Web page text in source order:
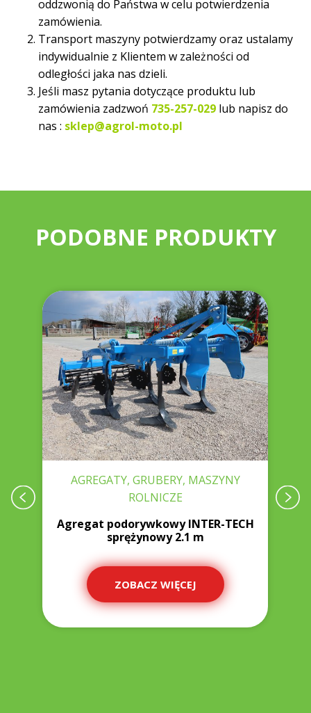
oddzwonią do Państwa w celu potwierdzenia
zamówienia.
Transport maszyny potwierdzamy oraz ustalamy
indywidualnie z Klientem w zależności od
odległości jaka nas dzieli.
Jeśli masz pytania dotyczące produktu lub
zamówienia zadzwoń 735-257-029 lub napisz do
nas : sklep@agrol-moto.pl
PODOBNE PRODUKTY
AGREGATY, GRUBERY, MASZYNY
ROLNICZE
Agregat podorywkowy INTER-TECH
sprężynowy 2.1 m
ZOBACZ WIĘCEJ